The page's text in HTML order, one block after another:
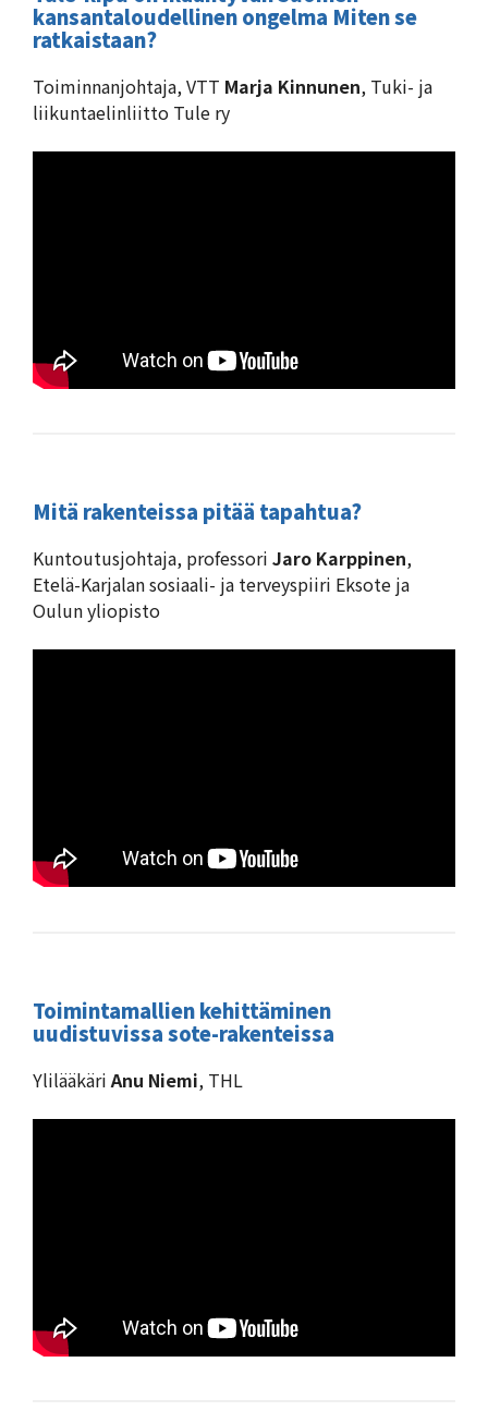
kansantaloudellinen ongelma Miten se
ratkaistaan?
Toiminnanjohtaja, VTT Marja Kinnunen, Tuki- ja
liikuntaelinliitto Tule ry
Mitä rakenteissa pitää tapahtua?
Kuntoutusjohtaja, professori Jaro Karppinen,
Etelä-Karjalan sosiaali- ja terveyspiiri Eksote ja
Oulun yliopisto
Toimintamallien kehittäminen
uudistuvissa sote-rakenteissa
Ylilääkäri Anu Niemi, THL